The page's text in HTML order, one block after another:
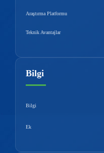
Araştırma Platformu
Teknik Avantajlar
Bilgi
Bilgi
Ek